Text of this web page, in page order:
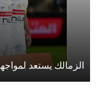
الزمالك يستعد